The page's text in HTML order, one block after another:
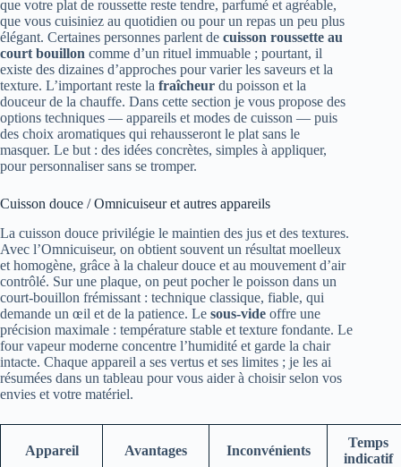
que votre plat de roussette reste tendre, parfumé et agréable,
que vous cuisiniez au quotidien ou pour un repas un peu plus
élégant. Certaines personnes parlent de cuisson roussette au
court bouillon comme d’un rituel immuable ; pourtant, il
existe des dizaines d’approches pour varier les saveurs et la
texture. L’important reste la fraîcheur du poisson et la
douceur de la chauffe. Dans cette section je vous propose des
options techniques — appareils et modes de cuisson — puis
des choix aromatiques qui rehausseront le plat sans le
masquer. Le but : des idées concrètes, simples à appliquer,
pour personnaliser sans se tromper.
Cuisson douce / Omnicuiseur et autres appareils
La cuisson douce privilégie le maintien des jus et des textures.
Avec l’Omnicuiseur, on obtient souvent un résultat moelleux
et homogène, grâce à la chaleur douce et au mouvement d’air
contrôlé. Sur une plaque, on peut pocher le poisson dans un
court-bouillon frémissant : technique classique, fiable, qui
demande un œil et de la patience. Le sous-vide offre une
précision maximale : température stable et texture fondante. Le
four vapeur moderne concentre l’humidité et garde la chair
intacte. Chaque appareil a ses vertus et ses limites ; je les ai
résumées dans un tableau pour vous aider à choisir selon vos
envies et votre matériel.
Appareil Avantages Inconvénients
Temps
indicatif